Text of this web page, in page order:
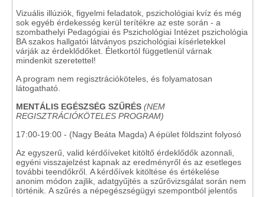
Vizuális illúziók, figyelmi feladatok, pszichológiai kvíz és még
sok egyéb érdekesség kerül terítékre az este során - a
szombathelyi Pedagógiai és Pszichológiai Intézet pszichológia
BA szakos hallgatói látványos pszichológiai kísérletekkel
várják az érdeklődőket. Életkortól függetlenül várnak
mindenkit szeretettel!
A program nem regisztrációköteles, és folyamatosan
látogatható.
MENTÁLIS EGÉSZSÉG SZŰRÉS (NEM
REGISZTRÁCIÓKÖTELES PROGRAM)
17:00-19:00 - (Nagy Beáta Magda) A épület földszint folyosó
Az egyszerű, valid kérdőíveket kitöltő érdeklődők azonnali,
egyéni visszajelzést kapnak az eredményről és az esetleges
további teendőkről. A kérdőívek kitöltése és értékelése
anonim módon zajlik, adatgyűjtés a szűrővizsgálat során nem
történik. A szűrés a népegészségügyi szempontból jelentős